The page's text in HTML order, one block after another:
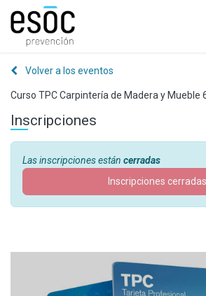
Volver a los eventos
Curso TPC Carpintería de Madera y Mueble
Inscripciones
Las inscripciones están cerradas
Inscripciones cerradas